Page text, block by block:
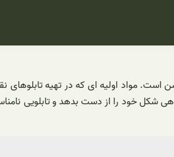
است. مواد اولیه ای که در تهیه
خود را از دست بدهد و تابلویی